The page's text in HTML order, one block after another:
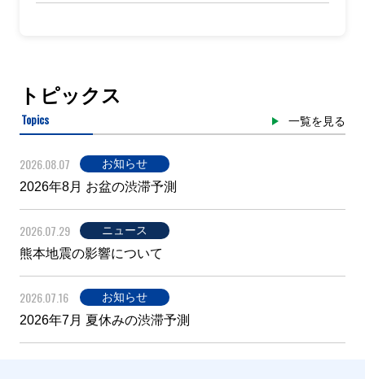
トピックス
Topics 一覧を見る
2026.08.07 お知らせ
2026年8月 お盆の渋滞予測
2026.07.29 ニュース
熊本地震の影響について
2026.07.16 お知らせ
2026年7月 夏休みの渋滞予測